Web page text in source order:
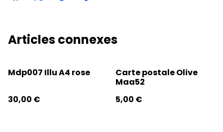
Articles connexes
Mdp007 Illu A4 rose
30,00 €
Carte postale Olive
Maa52
5,00 €